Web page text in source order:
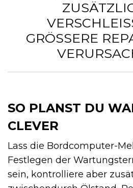
ERSCHLEISS
ÖSSERE
SO PLANST DU
CLEVER
Lass die Bordcomputer-
Festlegen der
sein, kontrolliere aber